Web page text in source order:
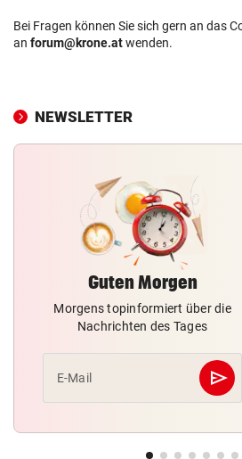
Bei Fragen können Sie sich gern an das
an forum@krone.atwenden.
NEWSLETTER
Guten Morgen
Morgens topinformiert über die
Nachrichten des Tages
E-Mail send